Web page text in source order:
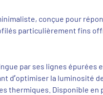
conçue pour
particulièrement fins
par ses lignes épurées
d’optimiser la luminosité
thermiques. Disponible en